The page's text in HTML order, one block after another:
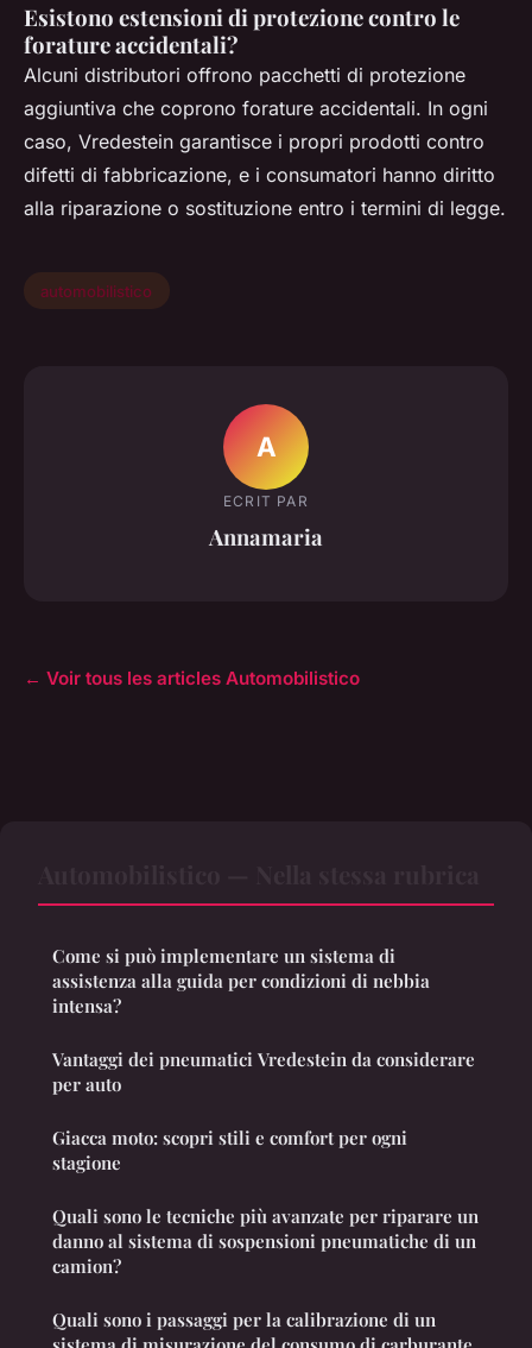
Esistono estensioni di protezione contro le
forature accidentali?
Alcuni distributori offrono pacchetti di protezione
aggiuntiva che coprono forature accidentali. In ogni
caso, Vredestein garantisce i propri prodotti contro
difetti di fabbricazione, e i consumatori hanno diritto
alla riparazione o sostituzione entro i termini di legge.
automobilistico
A
ECRIT PAR
Annamaria
← Voir tous les articles Automobilistico
Come si può implementare un sistema di
assistenza alla guida per condizioni di nebbia
intensa?
Vantaggi dei pneumatici Vredestein da considerare
per auto
Giacca moto: scopri stili e comfort per ogni
stagione
Quali sono le tecniche più avanzate per riparare un
danno al sistema di sospensioni pneumatiche di un
camion?
Quali sono i passaggi per la calibrazione di un